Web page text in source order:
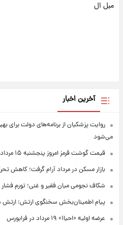
مبل ال
آخرین اخبار
روایت پزشکیان از برنامه‌های دولت
می‌شود
قیمت گوشت قرمز امروز پنجشنبه ۱۵ مرداد ۱۴۰۵ +جدول
بازار مسکن در مرداد آرام گرفت؛ کاهش
شکاف نجومی میان فقیر و غنی؛ تورم
پیام اطمینان‌بخش سخنگوی ارتش: ارتش در
عرضه اولیه «احیا۱» ۱۹ مرداد در فرابورس